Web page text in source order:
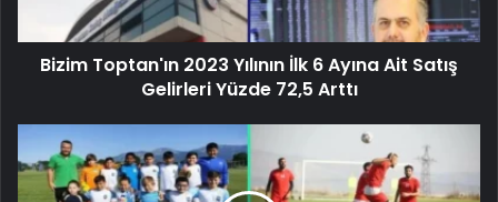
Bizim Toptan'ın 2023 Yılının İlk 6 Ayına Ait Satış
Gelirleri Yüzde 72,5 Arttı